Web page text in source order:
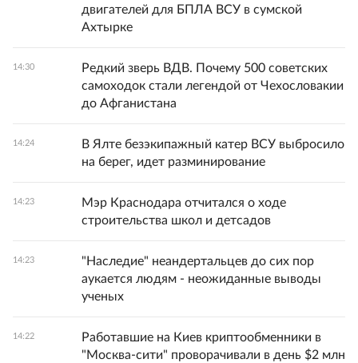
двигателей для БПЛА ВСУ в сумской
Ахтырке
14:30
Редкий зверь ВДВ. Почему 500 советских
самоходок стали легендой от Чехословакии
до Афганистана
14:24
В Ялте безэкипажный катер ВСУ выбросило
на берег, идет разминирование
14:23
Мэр Краснодара отчитался о ходе
строительства школ и детсадов
14:23
"Наследие" неандертальцев до сих пор
аукается людям - неожиданные выводы
ученых
14:22
Работавшие на Киев криптообменники в
"Москва-сити" проворачивали в день $2 млн